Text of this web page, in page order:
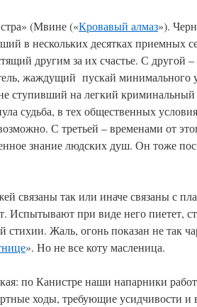
(Мвине («Кровавый алмаз»).
в нескольких десятках приемных
другим за их счастье. С другой
жаждущий пускай минимального
ступивший на легкий
судьба, в тех общественных
С третьей – временами от
знание людских душ. Он тоже
связаны так или иначе связаны с
Испытывают при виде него пиетет,
стихии. Жаль, огонь показан не так
». Но не все коту масленица.
по Канистре наши напарники
ходы, требующие усидчивости и